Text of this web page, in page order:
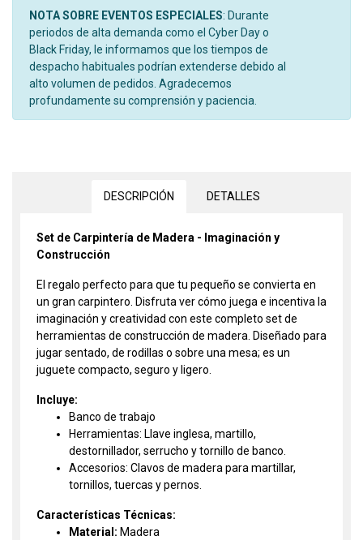
NOTA SOBRE EVENTOS ESPECIALES: Durante
periodos de alta demanda como el Cyber Day o
Black Friday, le informamos que los tiempos de
despacho habituales podrían extenderse debido al
alto volumen de pedidos. Agradecemos
profundamente su comprensión y paciencia.
DESCRIPCIÓN DETALLES
Set de Carpintería de Madera - Imaginación y
Construcción
El regalo perfecto para que tu pequeño se convierta en
un gran carpintero. Disfruta ver cómo juega e incentiva la
imaginación y creatividad con este completo set de
herramientas de construcción de madera. Diseñado para
jugar sentado, de rodillas o sobre una mesa; es un
juguete compacto, seguro y ligero.
Incluye:
Banco de trabajo
Herramientas: Llave inglesa, martillo,
destornillador, serrucho y tornillo de banco.
Accesorios: Clavos de madera para martillar,
tornillos, tuercas y pernos.
Características Técnicas:
Material: Madera